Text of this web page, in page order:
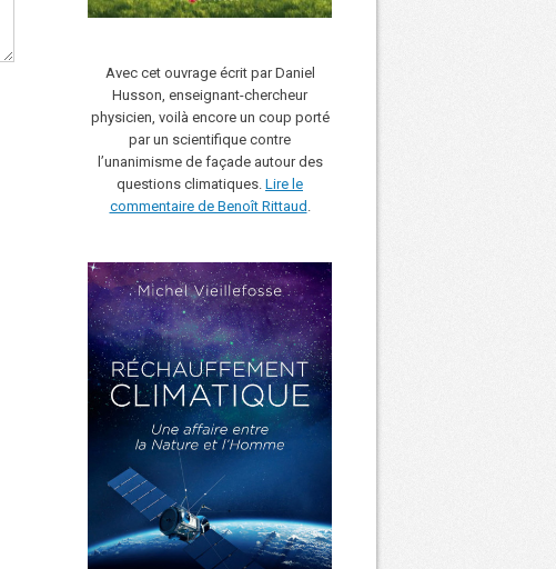
Avec cet ouvrage écrit par Daniel
Husson, enseignant-chercheur
physicien, voilà encore un coup porté
par un scientifique contre
l’unanimisme de façade autour des
questions climatiques. Lire le
commentaire de Benoît Rittaud